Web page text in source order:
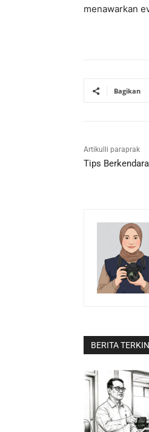
menawarkan
Bagikan
Artikulli paraprak
Tips
BERITA